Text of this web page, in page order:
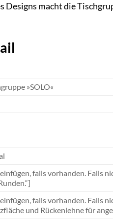
Designs macht die
»SOLO«
falls vorhanden. Falls
falls vorhanden. Falls
und Rückenlehne für